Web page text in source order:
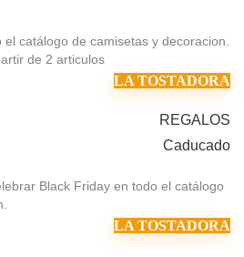
catálogo de camisetas y decoracion.
de 2 articulos
LA TOSTADORA
REGALOS
Caducado
Black Friday en todo el catálogo
LA TOSTADORA